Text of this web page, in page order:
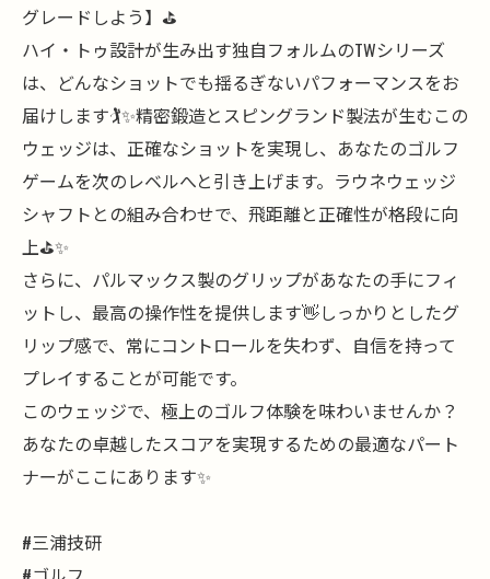
グレードしよう】⛳️
ハイ・トゥ設計が生み出す独自フォルムのTWシリーズ
は、どんなショットでも揺るぎないパフォーマンスをお
届けします🏌️✨精密鍛造とスピングランド製法が生むこの
ウェッジは、正確なショットを実現し、あなたのゴルフ
ゲームを次のレベルへと引き上げます。ラウネウェッジ
シャフトとの組み合わせで、飛距離と正確性が格段に向
上⛳️✨
さらに、パルマックス製のグリップがあなたの手にフィ
ットし、最高の操作性を提供します👋しっかりとしたグ
リップ感で、常にコントロールを失わず、自信を持って
プレイすることが可能です。
このウェッジで、極上のゴルフ体験を味わいませんか？
あなたの卓越したスコアを実現するための最適なパート
ナーがここにあります✨
#三浦技研